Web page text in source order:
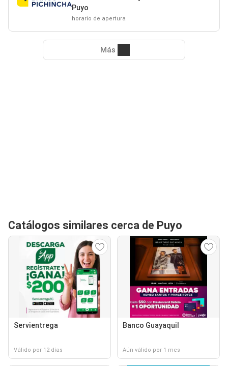
Puyo
horario de apertura
Más
Catálogos similares cerca de Puyo
Servientrega
Válido por 12 días
Banco Guayaquil
Aún válido por 1 mes